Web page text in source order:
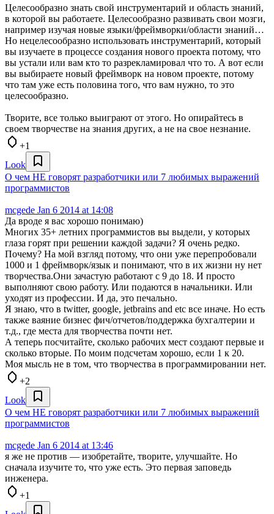
Целесообразно знать свой инструментарий и область знаний,
в которой вы работаете. Целесообразно развивать свои мозги,
например изучая новые языки/фреймворки/области знаний…
Но нецелесообразно использовать инструментарий, который
вы изучаете в процессе создания нового проекта потому, что
вы устали или вам кто то разрекламировал что то. А вот если
вы выбираете новый фреймворк на новом проекте, потому
что там уже есть половина того, что вам нужно, то это
целесообразно.
Творите, все только выиграют от этого. Но опирайтесь в
своем творчестве на знания других, а не на свое незнание.
+1
Look
О чем НЕ говорят разработчики или 7 любимых выражений
программистов
mcgede Jan 6 2014 at 14:08
Да вроде я вас хорошо понимаю)
Многих 35+ летних программистов вы выдели, у которых
глаза горят при решении каждой задачи? Я очень редко.
Почему? На мой взгляд потому, что они уже перепробовали
1000 и 1 фреймворк/язык и понимают, что в их жизни ну нет
творчества.Они зачастую работают с 9 до 18. И просто
выполняют свою работу. Или подаются в начальники. Или
уходят из профессии. И да, это печально.
Я знаю, что в twitter, google, jetbrains and etc все иначе. Но есть
также ваяние бизнес фич/отчетов/поддержка бухгалтерии и
т.д., где места для творчества почти нет.
А теперь посчитайте, сколько рабочих мест создают первые и
сколько вторые. По моим подсчетам хорошо, если 1 к 20.
Моя мысль не в том, что творчества в программировании нет.
+2
Look
О чем НЕ говорят разработчики или 7 любимых выражений
программистов
mcgede Jan 6 2014 at 13:46
я же не против — изобретайте, творите, улучшайте. Но
сначала изучите то, что уже есть. Это первая заповедь
инженера.
+1